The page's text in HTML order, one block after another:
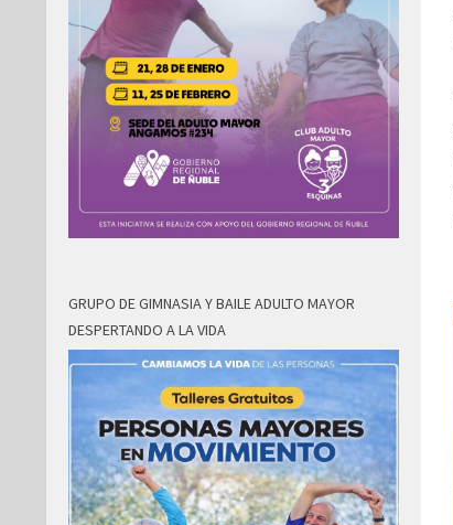
GRUPO DE GIMNASIA Y BAILE ADULTO MAYOR
DESPERTANDO A LA VIDA